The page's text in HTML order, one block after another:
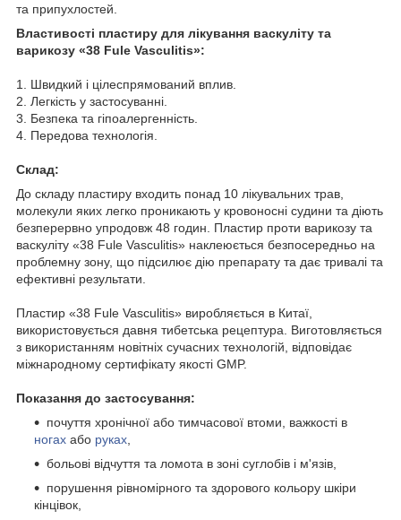
та припухлостей.
Властивості пластиру для лікування васкуліту та
варикозу «38 Fule Vasculitis»:
1. Швидкий і цілеспрямований вплив.
2. Легкість у застосуванні.
3. Безпека та гіпоалергенність.
4. Передова технологія.
Склад:
До складу пластиру входить понад 10 лікувальних трав,
молекули яких легко проникають у кровоносні судини та діють
безперервно упродовж 48 годин. Пластир проти варикозу та
васкуліту «38 Fule Vasculitis» наклеюється безпосередньо на
проблемну зону, що підсилює дію препарату та дає тривалі та
ефективні результати.
Пластир «38 Fule Vasculitis» виробляється в Китаї,
використовується давня тибетська рецептура. Виготовляється
з використанням новітніх сучасних технологій, відповідає
міжнародному сертифікату якості GMP.
Показання до застосування:
почуття хронічної або тимчасової втоми, важкості в
ногах або руках
больові відчуття та ломота в зоні суглобів і м'язів,
порушення рівномірного та здорового кольору шкіри
кінцівок,